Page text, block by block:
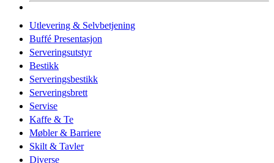
Utlevering & Selvbetjening
Buffé Presentasjon
Serveringsutstyr
Bestikk
Serveringsbestikk
Serveringsbrett
Servise
Kaffe & Te
Møbler & Barriere
Skilt & Tavler
Diverse